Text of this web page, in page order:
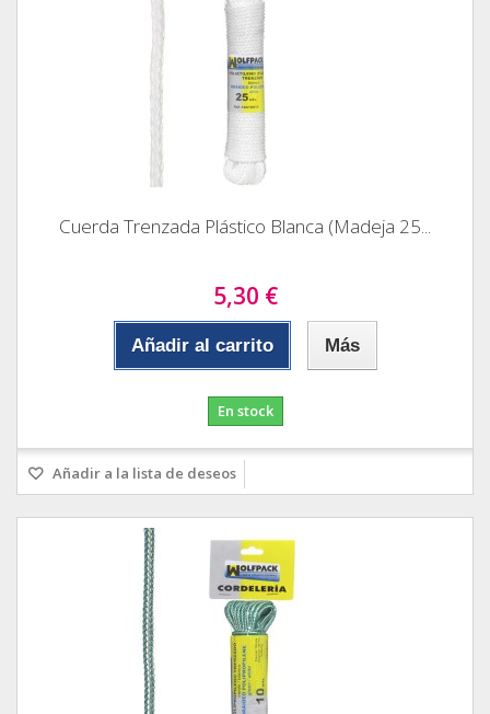
Cuerda Trenzada Plástico Blanca (Madeja 25...
5,30 €
Añadir al carrito Más
En stock
Añadir a la lista de deseos